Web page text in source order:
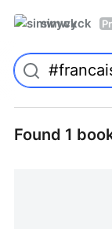
simwyck
Found 1